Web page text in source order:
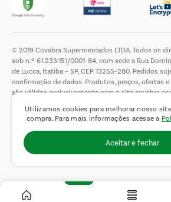
Utilizamos cookies para melhorar nosso
compra. Para mais informações acesse a
Aceitar e fechar
© 2019 Covabra Supermercados LTDA. Todos os
sob n.º 61.233.151/0001-84, com sede a Rua
de Lucca, Itatiba – SP, CEP 13255-280. Pedidos
confirmação de dados. Produtos, preços, ofertas
são válidos exclusivamente para o site
de limitar a quantidade máxima de produtos por
vendemos no atacado. Fotos meramente
entrega de bebidas alcoólicas a menores de 18
n.° 8069/90, art. 81, inciso II (Estatuto da Criança e